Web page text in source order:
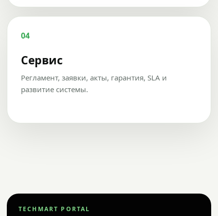
04
Сервис
Регламент, заявки, акты, гарантия, SLA и
развитие системы.
TECHMART PORTAL